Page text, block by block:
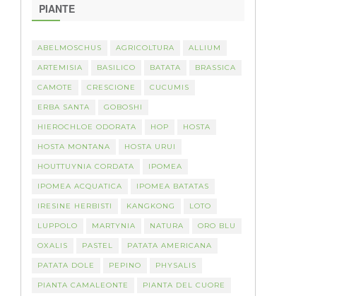
PIANTE
ABELMOSCHUS AGRICOLTURA ALLIUM
ARTEMISIA BASILICO BATATA BRASSICA
CAMOTE CRESCIONE CUCUMIS
ERBA SANTA GOBOSHI
HIEROCHLOE ODORATA HOP HOSTA
HOSTA MONTANA HOSTA URUI
HOUTTUYNIA CORDATA IPOMEA
IPOMEA ACQUATICA IPOMEA BATATAS
IRESINE HERBISTI KANGKONG LOTO
LUPPOLO MARTYNIA NATURA ORO BLU
OXALIS PASTEL PATATA AMERICANA
PATATA DOLE PEPINO PHYSALIS
PIANTA CAMALEONTE PIANTA DEL CUORE